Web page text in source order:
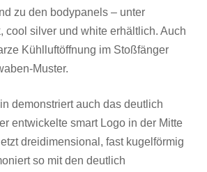
zu den bodypanels – unter
cool silver und white erhältlich. Auch
Kühlluftöffnung im Stoßfänger
Muster.
demonstriert auch das deutlich
entwickelte smart Logo in der Mitte
dreidimensional, fast kugelförmig
so mit den deutlich